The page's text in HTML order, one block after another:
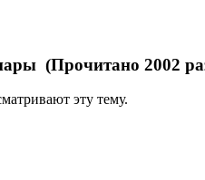
(Прочитано 2002
эту тему.